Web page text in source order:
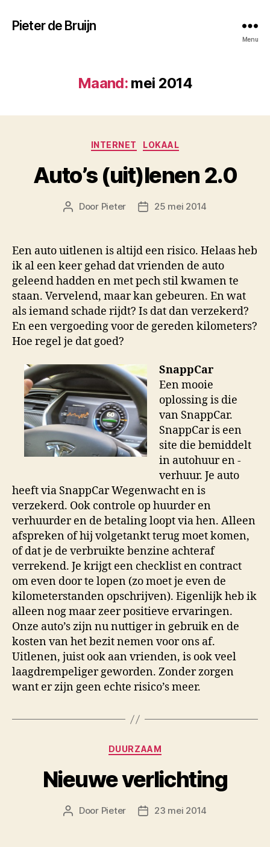
Pieter de Bruijn
Menu
Maand: mei 2014
Categorieën
INTERNET LOKAAL
Auto’s (uit)lenen 2.0
Berichtauteur
Door Pieter Berichtdatum
25 mei 2014
Een auto uitlenen is altijd een risico. Helaas heb
ik al een keer gehad dat vrienden de auto
geleend hadden en met pech stil kwamen te
staan. Vervelend, maar kan gebeuren. En wat
als iemand schade rijdt? Is dat dan verzekerd?
En een vergoeding voor de gereden kilometers?
Hoe regel je dat goed?
SnappCar
Een mooie
oplossing is die
van SnappCar.
SnappCar is een
site die bemiddelt
in autohuur en -
verhuur. Je auto
heeft via SnappCar Wegenwacht en is
verzekerd. Ook controle op huurder en
verhuurder en de betaling loopt via hen. Alleen
afspreken of hij volgetankt terug moet komen,
of dat je de verbruikte benzine achteraf
verrekend. Je krijgt een checklist en contract
om even door te lopen (zo moet je even de
kilometerstanden opschrijven). Eigenlijk heb ik
alleen nog maar zeer positieve ervaringen.
Onze auto’s zijn nu nuttiger in gebruik en de
kosten van het bezit nemen voor ons af.
Uitlenen, juist ook aan vrienden, is ook veel
laagdrempeliger geworden. Zonder zorgen
want er zijn geen echte risico’s meer.
Categorieën
DUURZAAM
Nieuwe verlichting
Berichtauteur
Door Pieter Berichtdatum
23 mei 2014